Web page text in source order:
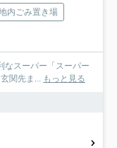
内ごみ置き場
なスーパー「スーパー
関先ま...
もっと見る